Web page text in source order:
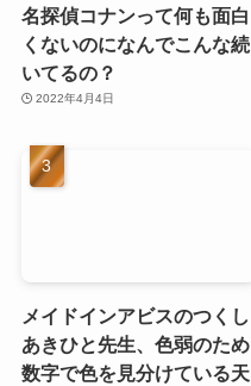
名探偵コナンって何も面白
くないのになんでこんな続
いてるの？
2022年4月4日
メイドインアビスのつくし
あきひと先生、色弱のため
数字で色を見分けている天